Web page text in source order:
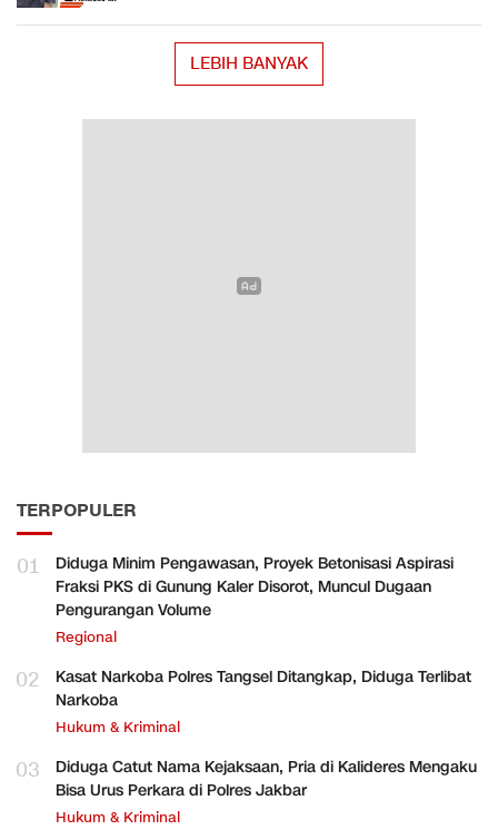
LEBIH BANYAK
TERPOPULER
01
Diduga Minim Pengawasan, Proyek Betonisasi Aspirasi
Fraksi PKS di Gunung Kaler Disorot, Muncul Dugaan
Pengurangan Volume
Regional
02
Kasat Narkoba Polres Tangsel Ditangkap, Diduga Terlibat
Narkoba
Hukum & Kriminal
03
Diduga Catut Nama Kejaksaan, Pria di Kalideres Mengaku
Bisa Urus Perkara di Polres Jakbar
Hukum & Kriminal